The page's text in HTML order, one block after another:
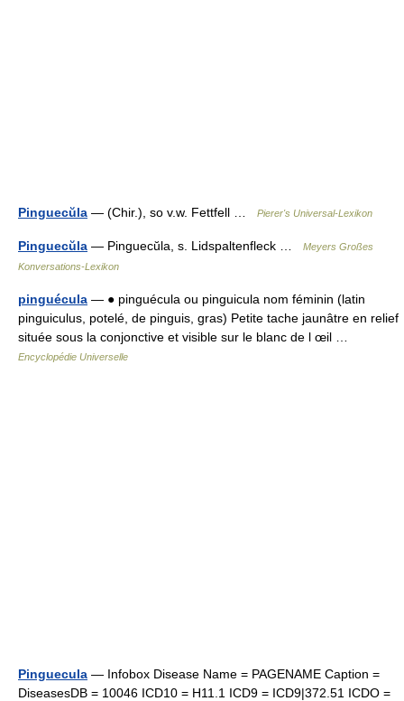
Pinguecŭla — (Chir.), so v.w. Fettfell … Pierer's Universal-Lexikon
Pinguecŭla — Pinguecŭla, s. Lidspaltenfleck …
Meyers Großes
Konversations-Lexikon
pinguécula — ● pinguécula ou pinguicula nom féminin (latin
pinguiculus, potelé, de pinguis, gras) Petite tache jaunâtre en relief
située sous la conjonctive et visible sur le blanc de l œil …
Encyclopédie Universelle
Pinguecula — Infobox Disease Name = PAGENAME Caption =
DiseasesDB = 10046 ICD10 = H11.1 ICD9 = ICD9|372.51 ICDO =